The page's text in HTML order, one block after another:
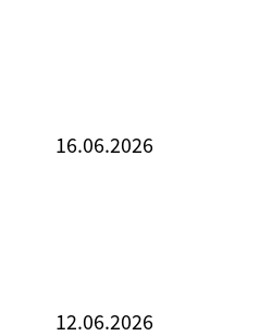
16.06.2026
12.06.2026